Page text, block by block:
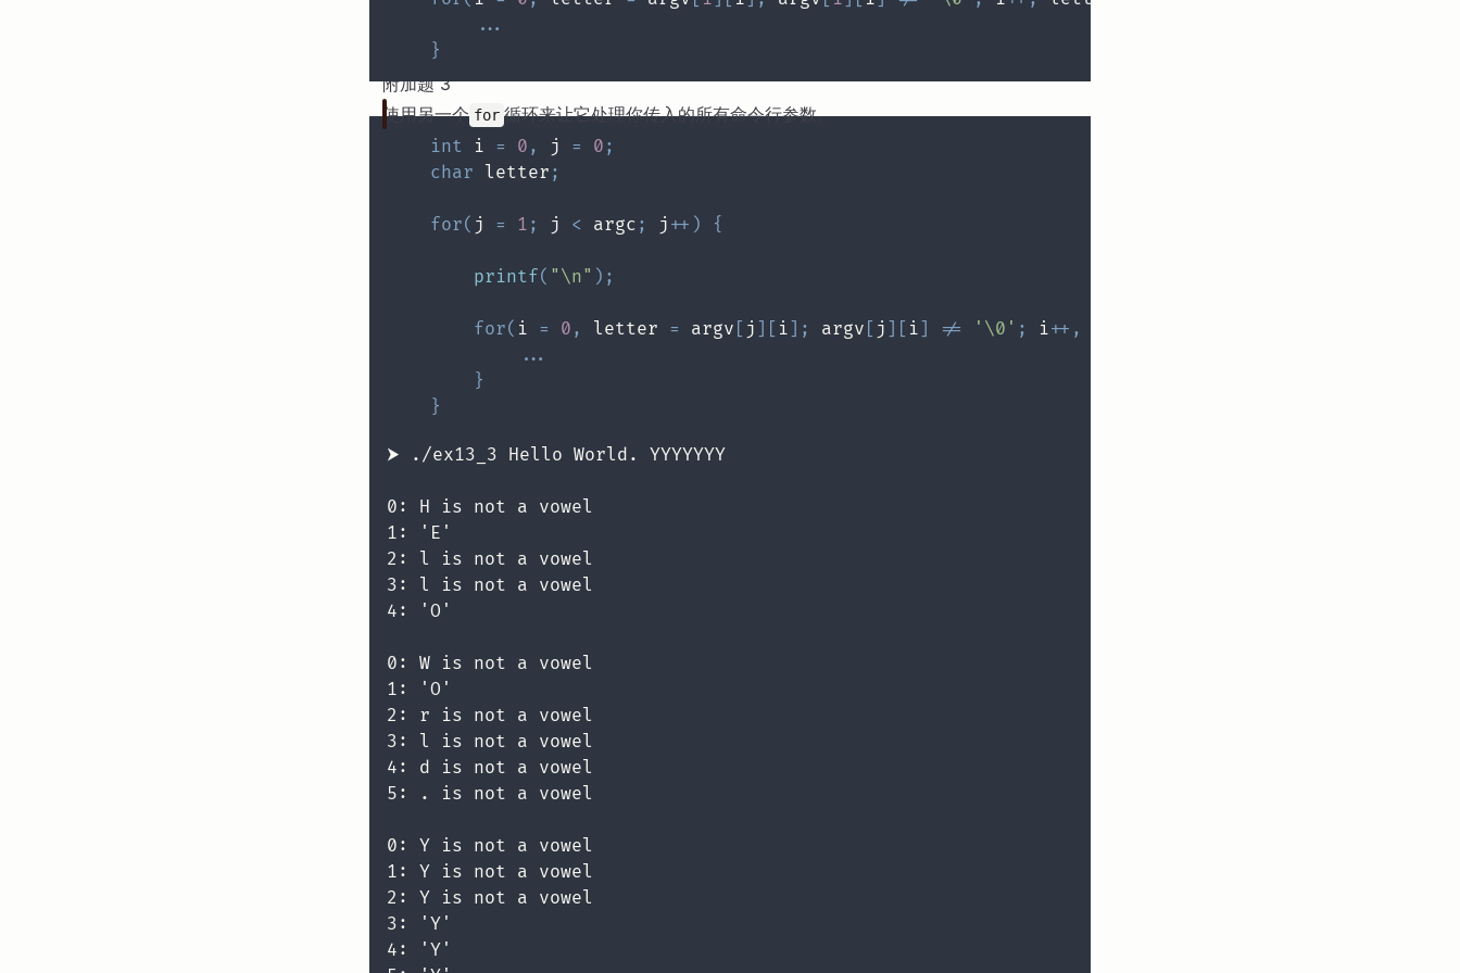
...
}
附加题 3
使用另一个 for 循环来让它处理你传入的所有命令行参数。
int i = 0 , j = 0 ;
char letter ;
for( j = 1 ; j < argc ; j ++ ) {
printf( "\n" ) ;
for( i = 0 , letter = argv j i ; argv j i != '\0' ; i++ ,
...
}
}